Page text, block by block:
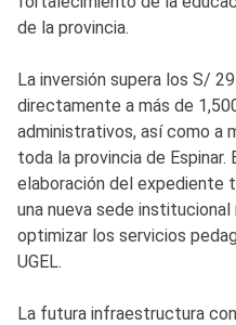
de la provincia.
La inversión supera los S/
directamente a más de
administrativos, así como a
toda la provincia de
elaboración del expediente
una nueva sede institucional
optimizar los servicios
UGEL.
La futura infraestructura